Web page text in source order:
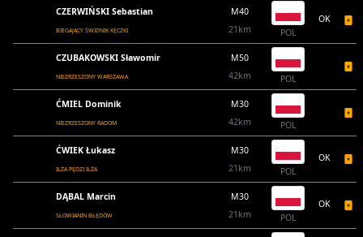
CZERWIŃSKI Sebastian
BIEGAJĄCY ŚWIDNIK KĘCZKI
M40
21km
POL
OK
CZUBAKOWSKI Sławomir
NIEZRZESZONY WARSZAWA
M50
42km
POL
ĆMIEL Dominik
NIEZRZESZONY RADOM
M30
42km
POL
ĆWIEK Łukasz
IŁŻA PĘDZI IŁŻA
M30
21km
POL
OK
DĄBAL Marcin
SŁOWIANIN BŁĘDÓW
M30
21km
POL
OK